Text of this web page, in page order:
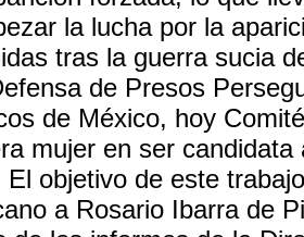
la lucha por la
tras la guerra sucia
de Presos
de México, hoy
mujer en ser
El objetivo de este
a Rosario Ibarra de